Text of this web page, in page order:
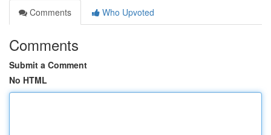
Comments
Who Upvoted
Comments
Submit a Comment
No HTML